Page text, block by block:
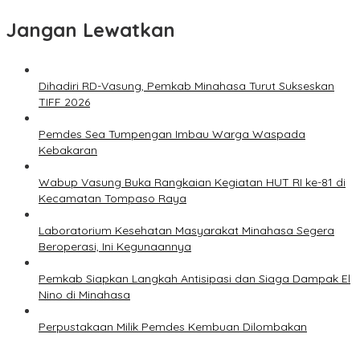
Jangan Lewatkan
Dihadiri RD-Vasung, Pemkab Minahasa Turut Sukseskan
TIFF 2026
Pemdes Sea Tumpengan Imbau Warga Waspada
Kebakaran
Wabup Vasung Buka Rangkaian Kegiatan HUT RI ke-81 di
Kecamatan Tompaso Raya
Laboratorium Kesehatan Masyarakat Minahasa Segera
Beroperasi, Ini Kegunaannya
Pemkab Siapkan Langkah Antisipasi dan Siaga Dampak El
Nino di Minahasa
Perpustakaan Milik Pemdes Kembuan Dilombakan